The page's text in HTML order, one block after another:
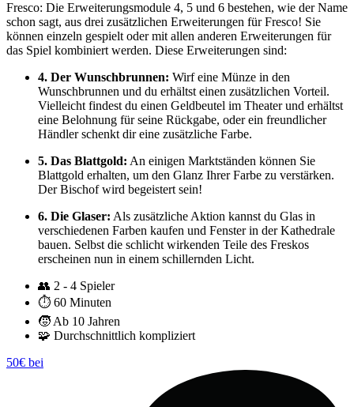
Fresco: Die Erweiterungsmodule 4, 5 und 6 bestehen, wie der Name
schon sagt, aus drei zusätzlichen Erweiterungen für Fresco! Sie
können einzeln gespielt oder mit allen anderen Erweiterungen für
das Spiel kombiniert werden. Diese Erweiterungen sind:
4. Der Wunschbrunnen: Wirf eine Münze in den
Wunschbrunnen und du erhältst einen zusätzlichen Vorteil.
Vielleicht findest du einen Geldbeutel im Theater und erhältst
eine Belohnung für seine Rückgabe, oder ein freundlicher
Händler schenkt dir eine zusätzliche Farbe.
5. Das Blattgold: An einigen Marktständen können Sie
Blattgold erhalten, um den Glanz Ihrer Farbe zu verstärken.
Der Bischof wird begeistert sein!
6. Die Glaser: Als zusätzliche Aktion kannst du Glas in
verschiedenen Farben kaufen und Fenster in der Kathedrale
bauen. Selbst die schlicht wirkenden Teile des Freskos
erscheinen nun in einem schillernden Licht.
👥 2 - 4 Spieler
⏱️ 60 Minuten
🧒 Ab 10 Jahren
🧩 Durchschnittlich kompliziert
50€ bei